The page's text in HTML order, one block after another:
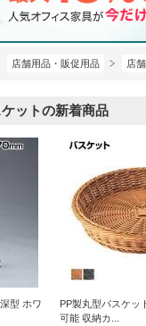
店舗用品・販促用品 店
ットの新着商品
型 ホワ
PP製丸型バスケッ
可能 収納カ...